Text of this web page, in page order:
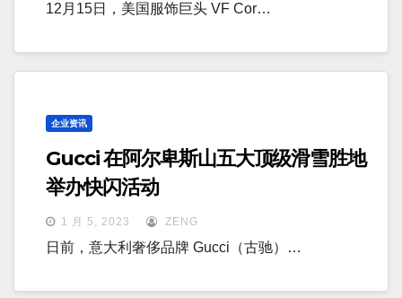
12月15日，美国服饰巨头 VF Cor…
企业资讯
Gucci 在阿尔卑斯山五大顶级滑雪胜地
举办快闪活动
1 月 5, 2023 ZENG
日前，意大利奢侈品牌 Gucci（古驰）…